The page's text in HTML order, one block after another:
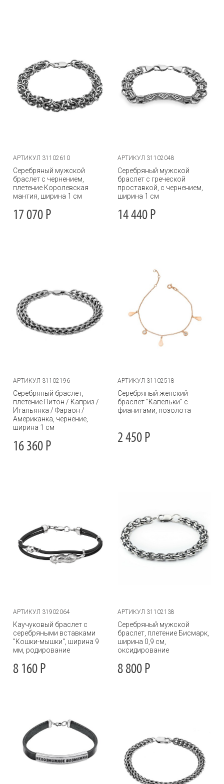
АРТИКУЛ 31102610
Серебряный мужской
браслет с чернением,
плетение Королевская
мантия, ширина 1 см
17 070 Р
АРТИКУЛ 31102048
Серебряный мужской
браслет с греческой
проставкой, с чернением,
ширина 1 см
14 440 Р
АРТИКУЛ 31102196
Серебряный браслет,
плетение Питон / Каприз /
Итальянка / Фараон /
Американка, чернение,
ширина 1 см
16 360 Р
АРТИКУЛ 31102518
Серебряный женский
браслет "Капельки" с
фианитами, позолота
2 450 Р
АРТИКУЛ 31902064
Каучуковый браслет с
серебряными вставками
"Кошки-мышки", ширина 9
мм, родирование
8 160 Р
АРТИКУЛ 31102138
Серебряный мужской
браслет, плетение Бисмарк,
ширина 0,9 см,
оксидирование
8 800 Р